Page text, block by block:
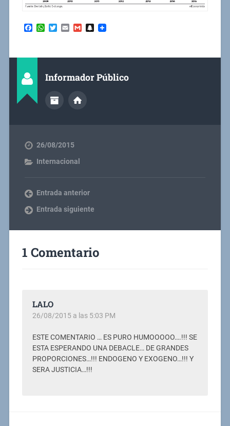
Facebook
WhatsApp
Twitter
EmailGmailSnapchat
Informador Público
26/08/2015
Internacional
Entrada anterior
Entrada siguiente
1 Comentario
LALO
26/08/2015 a las 5:03 PM
ESTE COMENTARIO … ES PURO HUMOOOOO….!!! SE
ESTA ESPERANDO UNA DEBACLE… DE GRANDES
PROPORCIONES…!!! ENDOGENO Y EXOGENO…!!! Y
SERA JUSTICIA…!!!